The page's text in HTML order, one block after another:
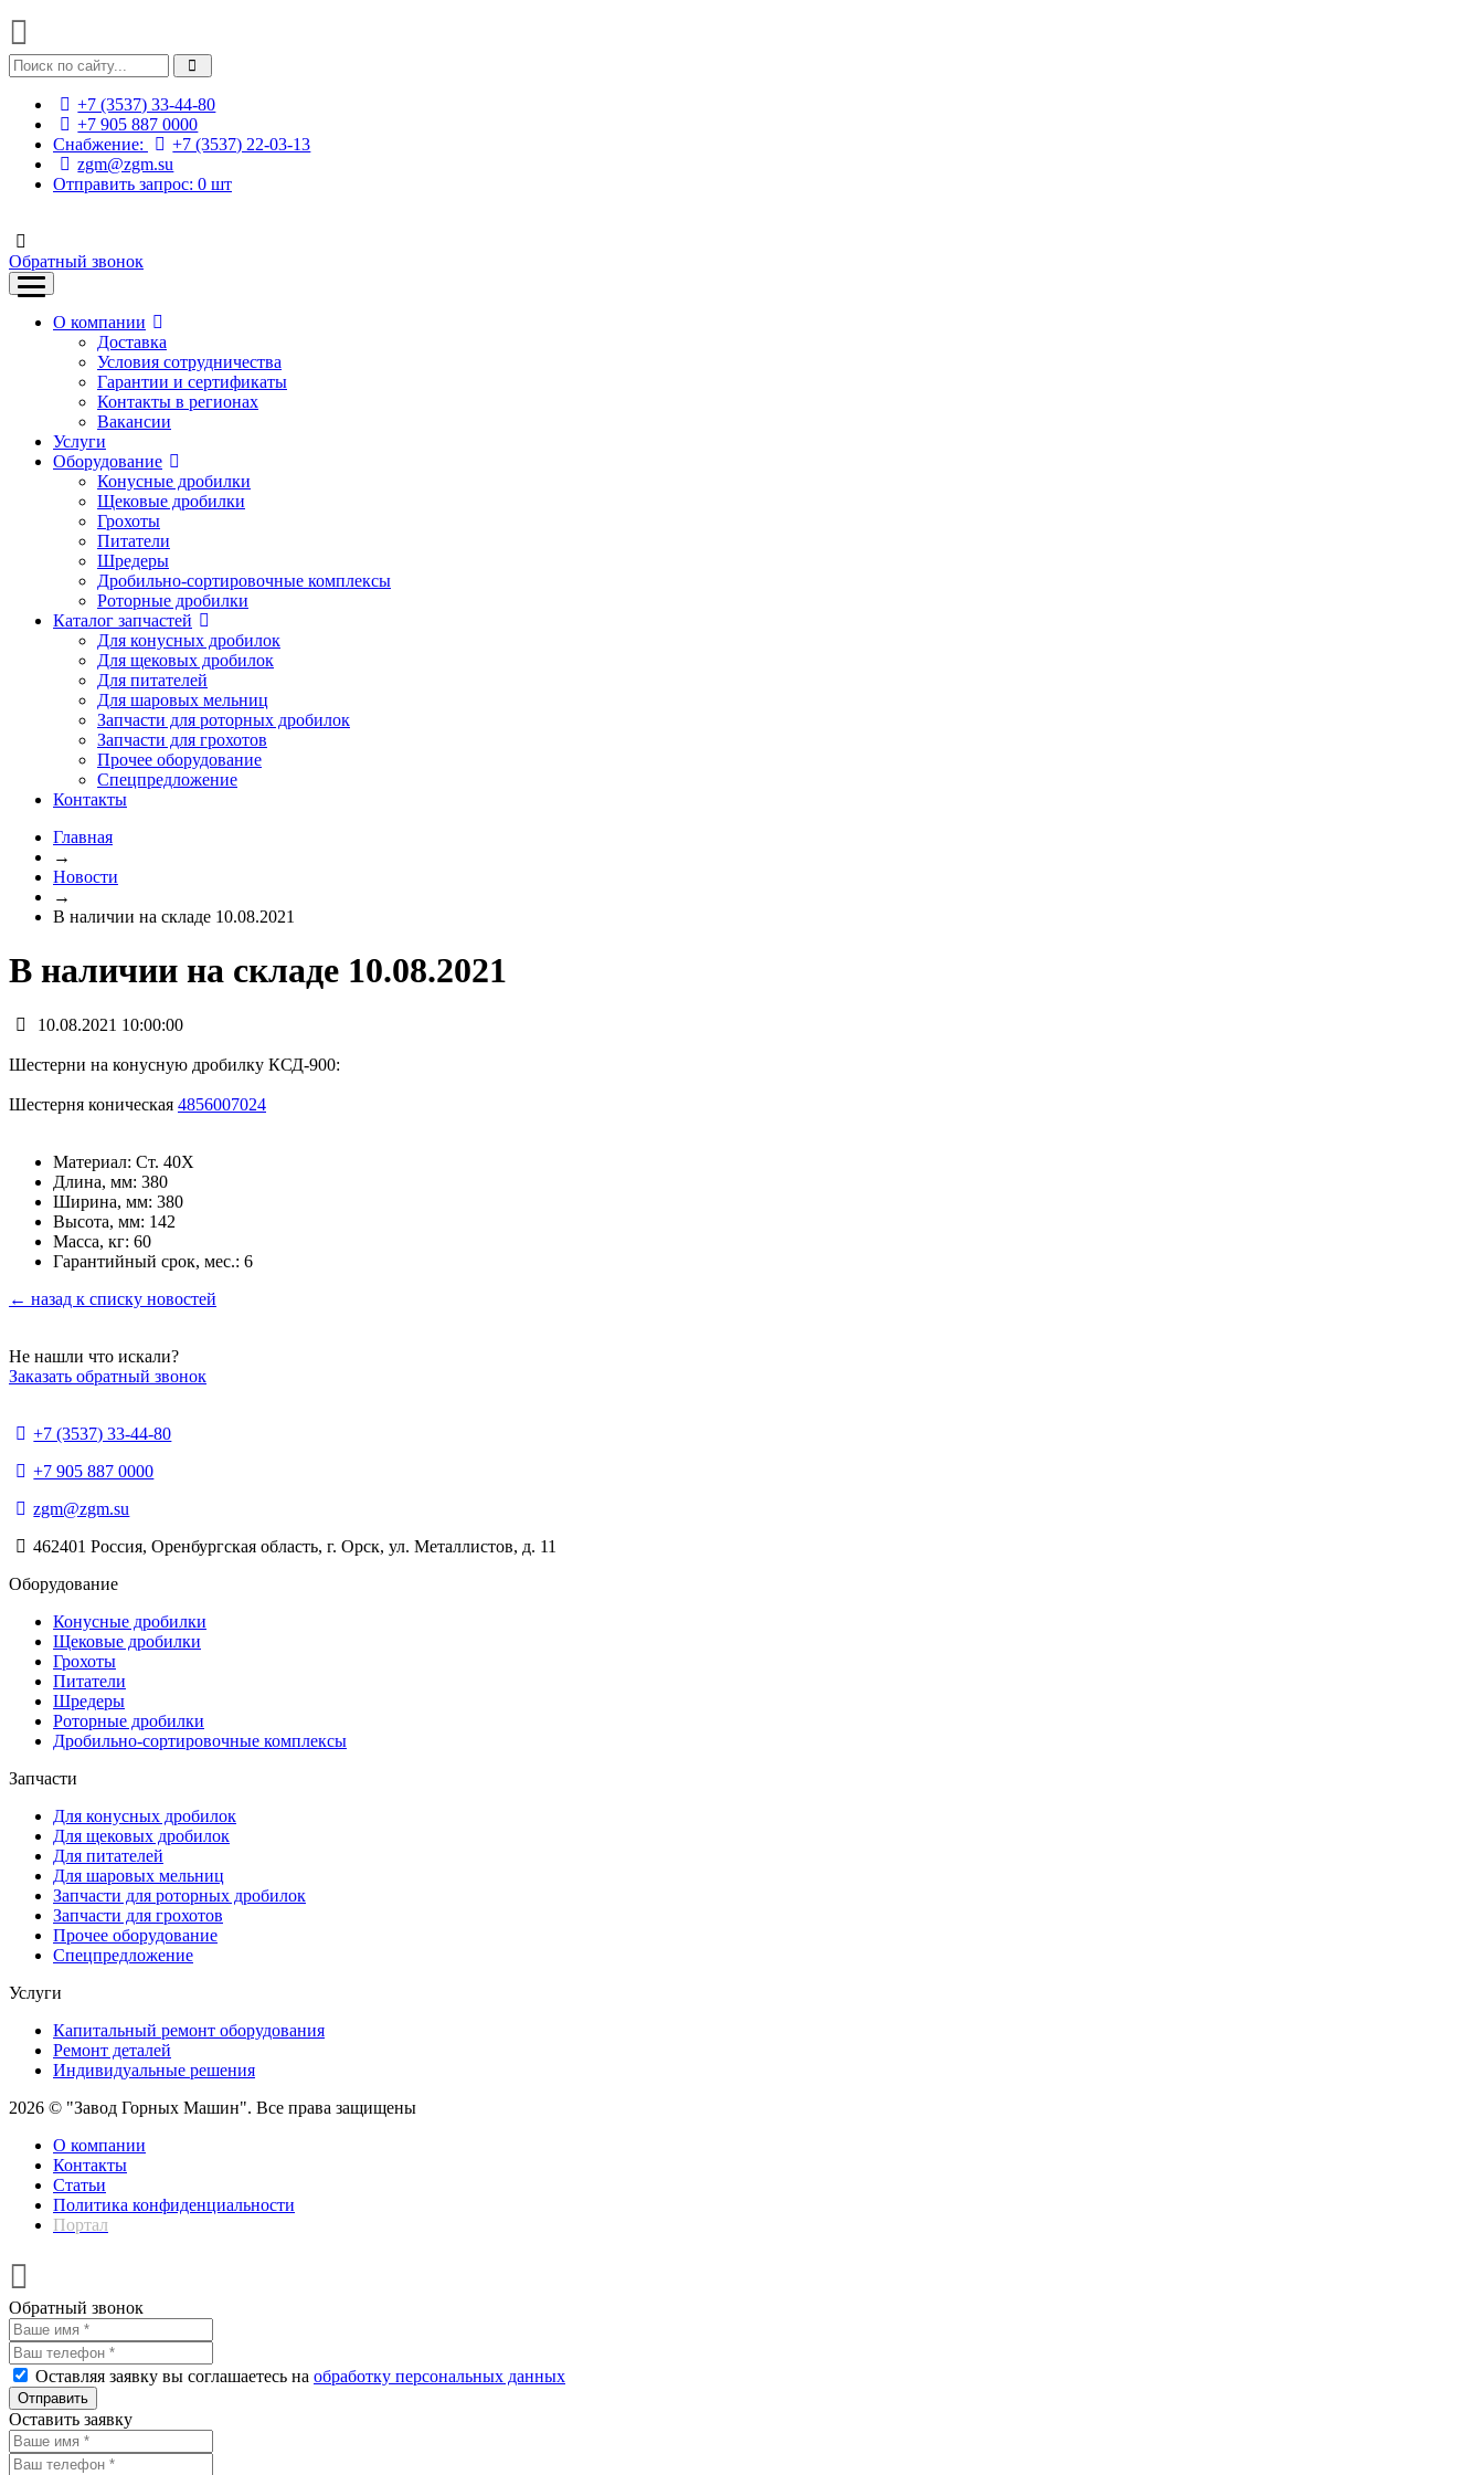
+7 (3537) 33-44-80
+7 905 887 0000
Снабжение:
+7 (3537) 22-03-13
zgm@zgm.su
Отправить запрос: 0 шт
Обратный звонок
О компании
Доставка
Условия сотрудничества
Гарантии и сертификаты
Контакты в регионах
Вакансии
Услуги
Оборудование
Конусные дробилки
Щековые дробилки
Грохоты
Питатели
Шредеры
Дробильно-сортировочные комплексы
Роторные дробилки
Каталог запчастей
Для конусных дробилок
Для щековых дробилок
Для питателей
Для шаровых мельниц
Запчасти для роторных дробилок
Запчасти для грохотов
Прочее оборудование
Спецпредложение
Контакты
Главная
→
Новости
→
В наличии на складе 10.08.2021
В наличии на складе 10.08.2021
10.08.2021 10:00:00
Шестерни на конусную дробилку КСД-900:
Шестерня коническая 4856007024
Материал: Ст. 40Х
Длина, мм: 380
Ширина, мм: 380
Высота, мм: 142
Масса, кг: 60
Гарантийный срок, мес.: 6
← назад к списку новостей
Не нашли что искали?
Заказать обратный звонок
+7 (3537) 33-44-80
+7 905 887 0000
zgm@zgm.su
462401 Россия, Оренбургская область, г. Орск, ул. Металлистов, д. 11
Оборудование
Конусные дробилки
Щековые дробилки
Грохоты
Питатели
Шредеры
Роторные дробилки
Дробильно-сортировочные комплексы
Запчасти
Для конусных дробилок
Для щековых дробилок
Для питателей
Для шаровых мельниц
Запчасти для роторных дробилок
Запчасти для грохотов
Прочее оборудование
Спецпредложение
Услуги
Капитальный ремонт оборудования
Ремонт деталей
Индивидуальные решения
2026 © "Завод Горных Машин". Все права защищены
О компании
Контакты
Статьи
Политика конфиденциальности
Портал
Обратный звонок
Оставляя заявку вы соглашаетесь на обработку персональных данных
Отправить
Оставить заявку